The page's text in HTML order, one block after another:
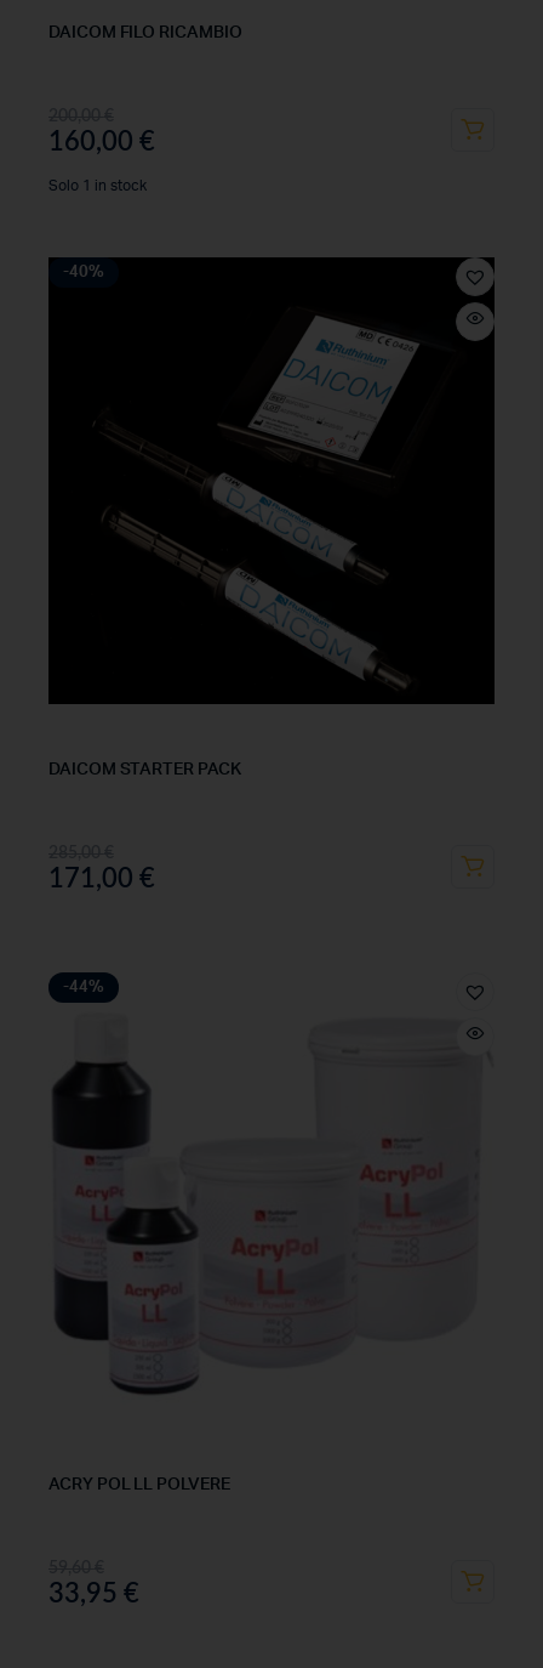
DAICOM FILO RICAMBIO
160,00 €
Solo 1 in stock
-40%
DAICOM STARTER PACK
171,00 €
-44%
ACRY POL LL POLVERE
33,95 €